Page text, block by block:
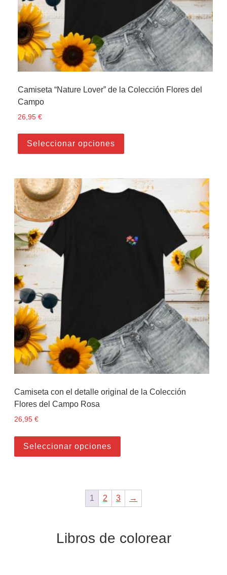
Camiseta “Nature Lover” de la Colección Flores del
Campo
26,95€
Seleccionar opciones
Camiseta con el detalle original de la Colección
Flores del Campo Rosa
26,95 €
Seleccionar opciones
1 2 3 →
Libros de colorear